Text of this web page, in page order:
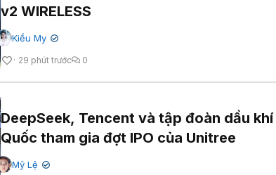
v2 WIRELESS
Kiều My ✔
29 phút trước 0
DeepSeek, Tencent và tập đoàn dầu
Quốc tham gia đợt IPO của Unitree
Mỹ Lệ ✔